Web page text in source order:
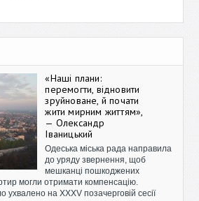
«Наші плани:
перемогти, відновити
зруйноване, й почати
жити мирним життям»,
— Олександр
Іваницький
Одеська міська рада направила
до уряду звернення, щоб
мешканці пошкоджених
могли отримати компенсацію.
ухвалено на XXXV позачерговій сесії